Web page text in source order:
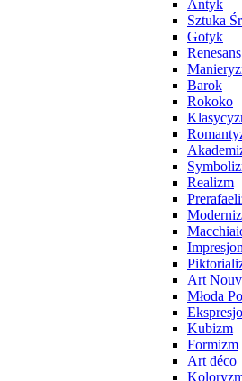
Antyk
Sztuka
Gotyk
Renesans
Barok
Rokoko
Realizm
Art
Młoda
Kubizm
Formizm
Art déco